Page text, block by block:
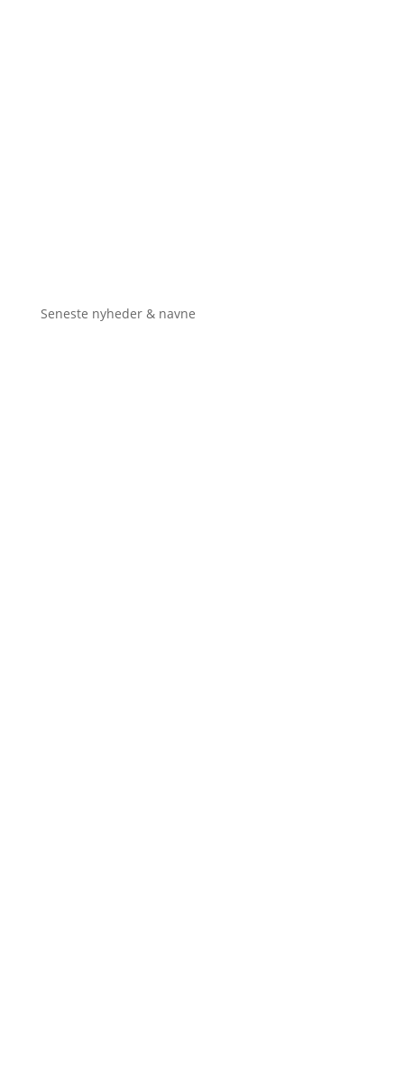
Seneste nyheder & navne